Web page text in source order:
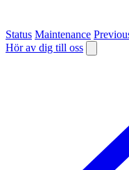
Status Maintenance
Hör av dig till oss